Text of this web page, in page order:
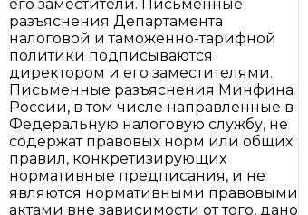
его заместители. Письменные
разъяснения Департамента
налоговой и таможенно-тарифной
политики подписываются
директором и его заместителями.
Письменные разъяснения Минфина
России, в том числе направленные в
Федеральную налоговую службу, не
содержат правовых норм или общих
правил, конкретизирующих
нормативные предписания, и не
являются нормативными правовыми
актами вне зависимости от того, дано